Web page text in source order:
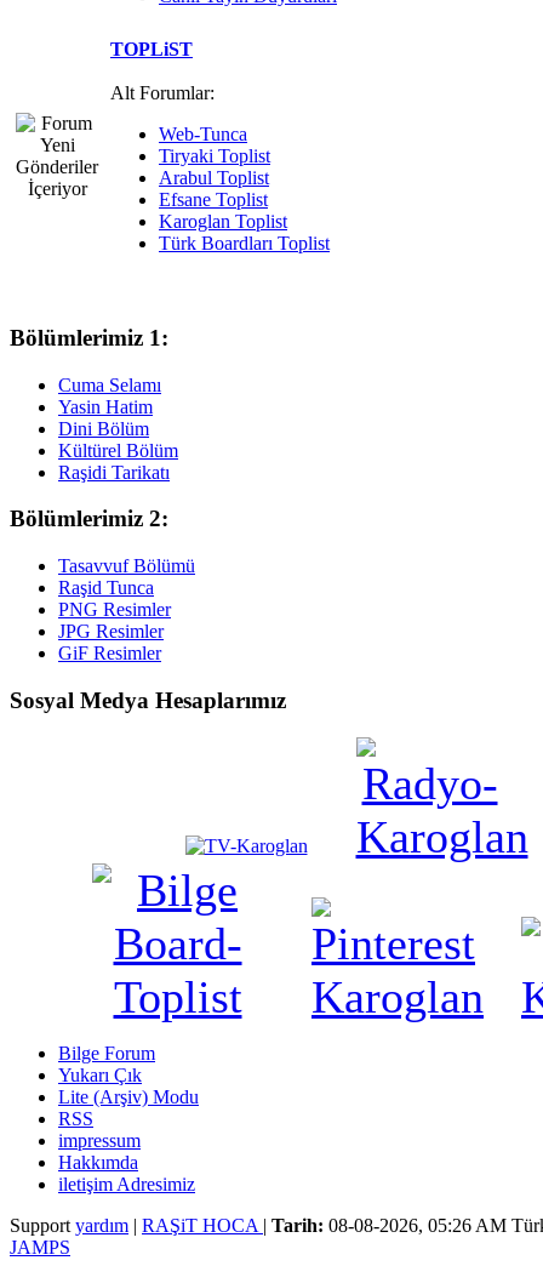
TOPLiST
Alt Forumlar:
Web-Tunca
Tiryaki Toplist
Arabul Toplist
Efsane Toplist
Karoglan Toplist
Türk Boardları Toplist
Bölümlerimiz 1:
Cuma Selamı
Yasin Hatim
Dini Bölüm
Kültürel Bölüm
Raşidi Tarikatı
Bölümlerimiz 2:
Tasavvuf Bölümü
Raşid Tunca
PNG Resimler
JPG Resimler
GiF Resimler
Sosyal Medya Hesaplarımız
Bilge Forum
Yukarı Çık
Lite (Arşiv) Modu
RSS
impressum
Hakkımda
iletişim Adresimiz
Support yardım | RAŞiT HOCA | Tarih: 08-08-2026, 05:26 AM
JAMPS